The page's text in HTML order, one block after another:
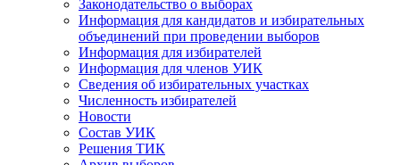
Законодательство о выборах
Информация для кандидатов и избирательных
объединений при проведении выборов
Информация для избирателей
Информация для членов УИК
Сведения об избирательных участках
Численность избирателей
Новости
Состав УИК
Решения ТИК